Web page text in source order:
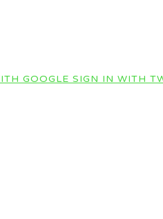
GOOGLE SIGN IN WITH